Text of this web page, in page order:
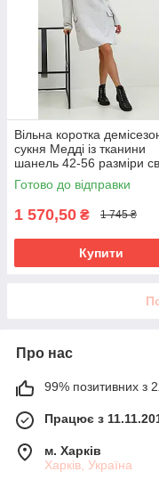
Вільна коротка
сукня Медді із тканини
шанель 42-56 разміри
сіра
Готово до відправки
1 570,50 ₴ 1 745 ₴
Купити
Про нас
99% позитивних з
Працює з
м. Харків
Харків, Україна